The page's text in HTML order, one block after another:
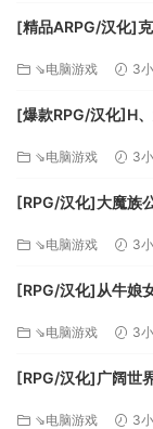
探索宝藏：在
在路途中的密道，
[精品ARPG/汉化]
⇘电脑游戏 3
[爆款RPG/汉化]H
⇘电脑游戏 3
[RPG/汉化]大魔族
⇘电脑游戏 3
[RPG/汉化]从牛娘
⇘电脑游戏 3
[RPG/汉化]广阔世
⇘电脑游戏 3